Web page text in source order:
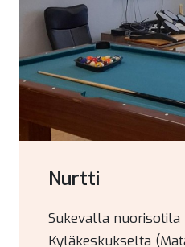
Nurtti
Sukevalla
Kyläkeskukselta